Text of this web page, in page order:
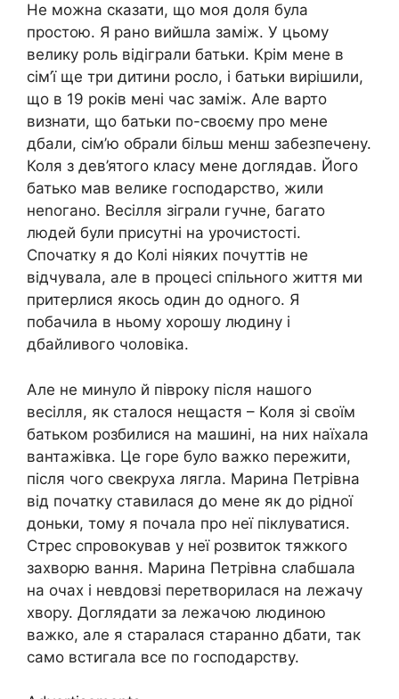
Не можна сказати, що моя доля була
простою. Я рано вийшла заміж. У цьому
велику роль відіграли батьки. Крім мене в
сім’ї ще три дитини росло, і батьки вирішили,
що в 19 років мені час заміж. Але варто
визнати, що батьки по-своєму про мене
дбали, сім’ю обрали більш менш забезпечену.
Коля з дев’ятого класу мене доглядав. Його
батько мав велике господарство, жили
неnогано. Весілля зіграли гучне, багато
людей були присутні на урочистості.
Спочатку я до Колі ніяких почуттів не
відчувала, але в процесі спільного життя ми
притерлися якось один до одного. Я
побачила в ньому хорошу людину і
дбайливого чоловіка.
Але не минуло й півроку після нашого
весілля, як сталося нещастя – Коля зі своїм
батьком розбилися на машині, на них наїхала
вантажівка. Це горе було важко пережити,
після чого свекруха лягла. Марина Петрівна
від початку ставилася до мене як до рідної
доньки, тому я почала про неї піклуватися.
Стрес спровокував у неї розвиток тяжкого
захворю вання. Марина Петрівна слабшала
на очах і невдовзі перетворилася на лежачу
хвору. Доглядати за лежачою людиною
важко, але я старалася старанно дбати, так
само встигала все по господарству.